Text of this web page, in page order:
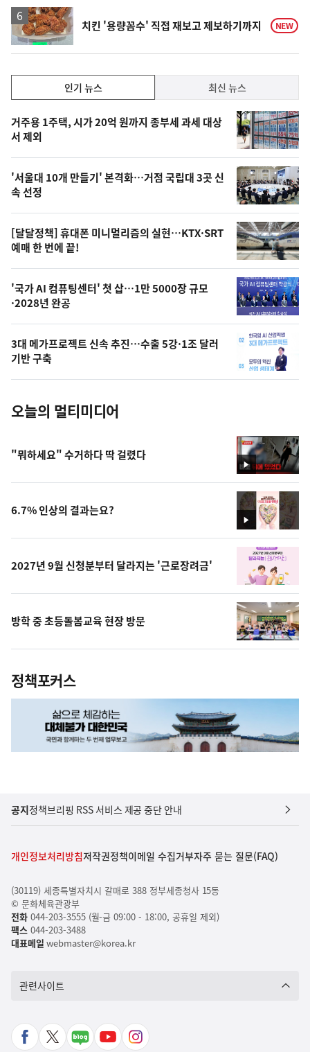
치킨 '용량꼼수' 직접 재보고 제보하기까지 NEW
기,
최
신,
오
늘
의
영
상
오
의
사
진
인기 뉴스 최신 뉴스
인
기
뉴
스
거주용 1주택, 시가 20억 원까지 종부세 과세 대상
서 제외
'서울대 10개 만들기' 본격화…거점 국립대 3곳 신
속 선정
[달달정책] 휴대폰 미니멀리즘의 실현…KTX·SRT
예매 한 번에 끝!
'국가 AI 컴퓨팅센터' 첫 삽…1만 5000장 규모
·2028년 완공
3대 메가프로젝트 신속 추진…수출 5강·1조 달러
기반 구축
오늘의 멀티미디어
영
상
"뭐하세요" 수거하다 딱 걸렸다
영
상
6.7% 인상의 결과는요?
2027년 9월 신청분부터 달라지는 '근로장려금'
방학 중 초등돌봄교육 현장 방문
정책포커스
공지정책브리핑 RSS 서비스 제공 중단 안내
개인정보처리방침저작권정책이메일 수집거부자주 묻는 질문(FAQ)
(30119) 세종특별자치시 갈매로 388 정부세종청사 15동
© 문화체육관광부
전화044-203-3555 (월-금 09:00 - 18:00, 공휴일 제외)
팩스044-203-3488
대표메일 webmaster@korea.kr
관련사이트
페
X
네
유
인